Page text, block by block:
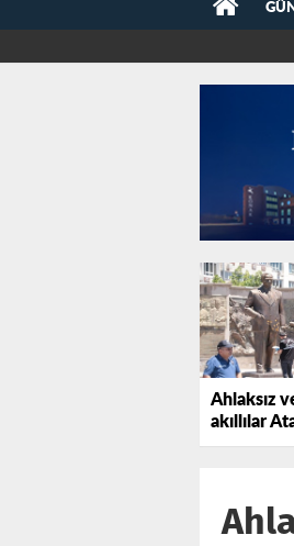
Ahlaksız
akıllılar
anıtına